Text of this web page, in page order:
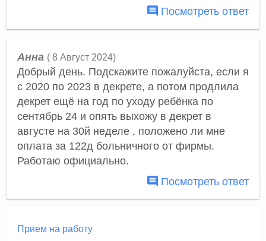
Посмотреть ответ
Анна ( 8 Август 2024)
Добрый день. Подскажите пожалуйста, если я
с 2020 по 2023 в декрете, а потом продлила
декрет ещё на год по уходу ребёнка по
сентябрь 24 и опять выхожу в декрет в
августе на 30й неделе , положено ли мне
оплата за 122д больничного от фирмы.
Работаю официально.
Посмотреть ответ
Прием на работу